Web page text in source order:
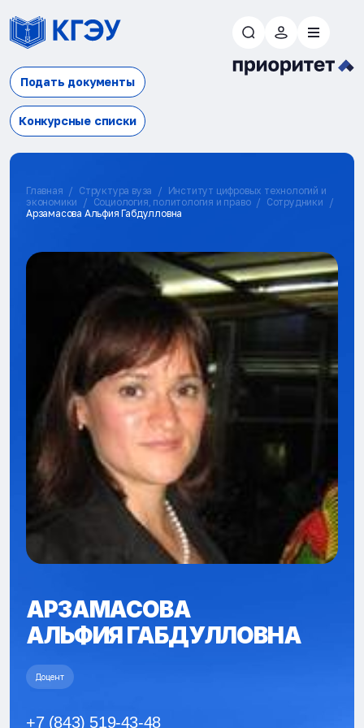
Подать документы
Конкурсные списки
Главная Структура вуза
Институт цифровых технологий и
экономики
Социология, политология и право
Сотрудники
Арзамасова Альфия Габдулловна
АРЗАМАСОВА
АЛЬФИЯ ГАБДУЛЛОВНА
Доцент
+7 (843) 519-43-48